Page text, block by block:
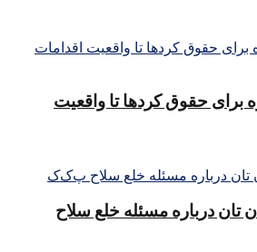
برای حقوق کردها تا واقعیت
تان درباره مسئله خلع سلاح